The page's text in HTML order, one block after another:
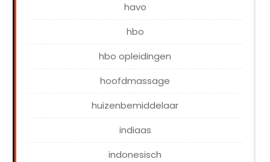
havo
hbo
hbo opleidingen
hoofdmassage
huizenbemiddelaar
indiaas
indonesisch